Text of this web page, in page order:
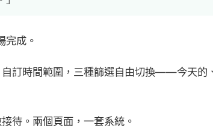
成。
自訂時間範圍，三種篩選自由切換——今天的
待。兩個頁面，一套系統。